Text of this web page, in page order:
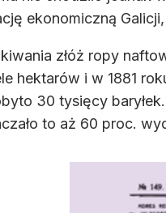
ekonomiczną
złóż ropy
hektarów i w 1881
30 tysięcy
to aż 60 proc.